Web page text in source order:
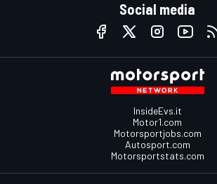
Social media
InsideEvs.it
Motor1.com
Motorsportjobs.com
Autosport.com
Motorsportstats.com